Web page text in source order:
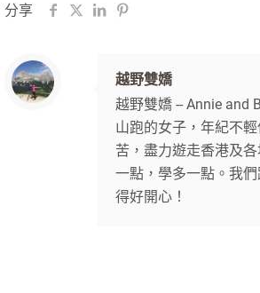
分享
越野雙嬌
越野雙嬌 -- Annie and
山跑的女子，年紀不
苦，盡力遊走香港及
一點，學多一點。我
得好開心！